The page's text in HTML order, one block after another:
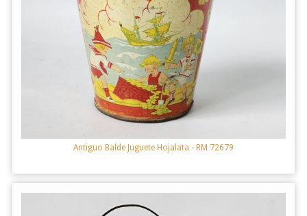
Antiguo Balde Juguete Hojalata - RM 72679